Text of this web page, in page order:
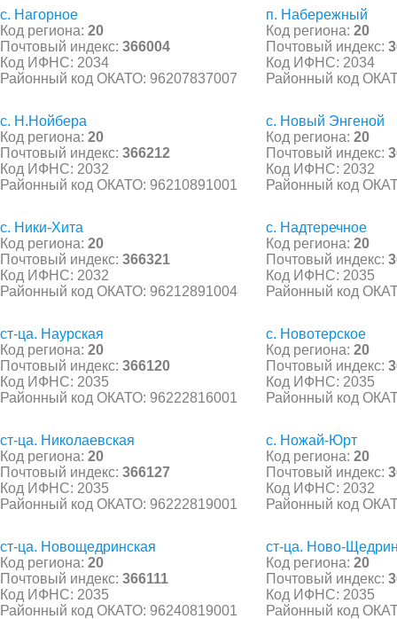
с. Нагорное
Код региона: 20
Почтовый индекс: 366004
Код ИФНС: 2034
Районный код ОКАТО: 96207837007
п. Набережный
Код региона: 20
Почтовый индекс:
Код ИФНС: 2034
Районный код
с. Н.Нойбера
Код региона: 20
Почтовый индекс: 366212
Код ИФНС: 2032
Районный код ОКАТО: 96210891001
с. Новый Энгеной
Код региона: 20
Почтовый индекс:
Код ИФНС: 2032
Районный код
с. Ники-Хита
Код региона: 20
Почтовый индекс: 366321
Код ИФНС: 2032
Районный код ОКАТО: 96212891004
с. Надтеречное
Код региона: 20
Почтовый индекс:
Код ИФНС: 2035
Районный код
ст-ца. Наурская
Код региона: 20
Почтовый индекс: 366120
Код ИФНС: 2035
Районный код ОКАТО: 96222816001
с. Новотерское
Код региона: 20
Почтовый индекс:
Код ИФНС: 2035
Районный код
ст-ца. Николаевская
Код региона: 20
Почтовый индекс: 366127
Код ИФНС: 2035
Районный код ОКАТО: 96222819001
с. Ножай-Юрт
Код региона: 20
Почтовый индекс:
Код ИФНС: 2032
Районный код
ст-ца. Новощедринская
Код региона: 20
Почтовый индекс: 366111
Код ИФНС: 2035
Районный код ОКАТО: 96240819001
ст-ца. Ново-
Код региона: 20
Почтовый индекс:
Код ИФНС: 2035
Районный код